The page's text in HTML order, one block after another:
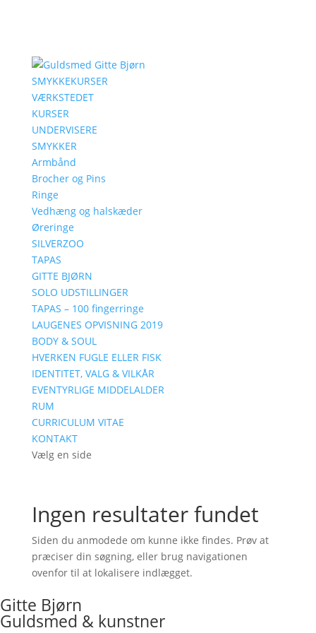
SMYKKEKURSER
VÆRKSTEDET
KURSER
UNDERVISERE
SMYKKER
Armbånd
Brocher og Pins
Ringe
Vedhæng og halskæder
Øreringe
SILVERZOO
TAPAS
GITTE BJØRN
SOLO UDSTILLINGER
TAPAS – 100 fingerringe
LAUGENES OPVISNING 2019
BODY & SOUL
HVERKEN FUGLE ELLER FISK
IDENTITET, VALG & VILKÅR
EVENTYRLIGE MIDDELALDER
RUM
CURRICULUM VITAE
KONTAKT
Vælg en side
Ingen resultater fundet
Siden du anmodede om kunne ikke findes. Prøv at
præciser din søgning, eller brug navigationen
ovenfor til at lokalisere indlægget.
Gitte Bjørn
Guldsmed & kunstner